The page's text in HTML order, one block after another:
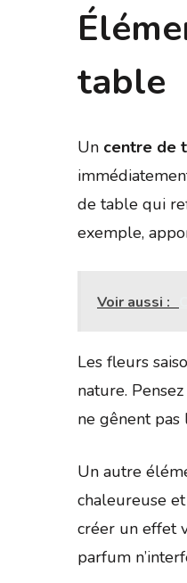
table
Un centre de
de table qui
exemple,
Voir aussi :
Les fleurs
nature.
ne gênent pas
Un autre
chaleureuse
créer un effet
parfum